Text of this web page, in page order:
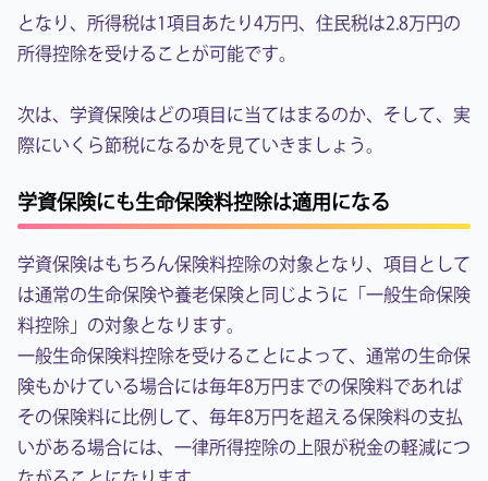
となり、所得税は1項目あたり4万円、住民税は2.8万円の
所得控除を受けることが可能です。
次は、学資保険はどの項目に当てはまるのか、そして、実
際にいくら節税になるかを見ていきましょう。
学資保険にも生命保険料控除は適用になる
学資保険はもちろん保険料控除の対象となり、項目として
は通常の生命保険や養老保険と同じように「一般生命保険
料控除」の対象となります。
一般生命保険料控除を受けることによって、通常の生命保
険もかけている場合には毎年8万円までの保険料であれば
その保険料に比例して、毎年8万円を超える保険料の支払
いがある場合には、一律所得控除の上限が税金の軽減につ